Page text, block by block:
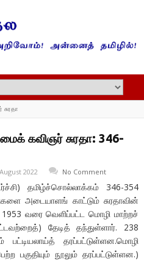
கவிஞர் சுரதா: 346-
2022 No Comment
தமிழ்ச்சொல்லாக்கம் 346-354
அடையாளங் காட்டும் சுரதாவின்
1953 வரை வெளிப்பட்ட மொழி மாற்றச்
தேடித் தந்துள்ளார். 238
பட்டியலாய்த் தரப்பட்டுள்ளன.மொழி
நூலும் தரப்பட்டுள்ளன.)